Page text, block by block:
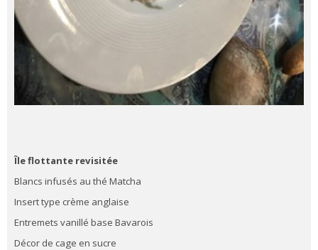
Île flottante revisitée
Blancs infusés au thé Matcha
Insert type crème anglaise
Entremets vanillé base Bavarois
Décor de cage en sucre